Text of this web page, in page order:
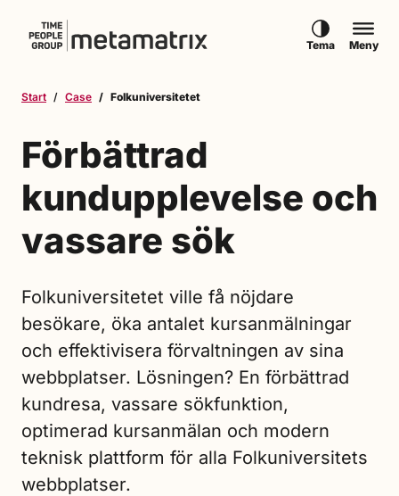
Hoppa till innehåll
Tema Meny
Start Case Folkuniversitetet
Förbättrad
kundupplevelse och
vassare sök
Folkuniversitetet ville få nöjdare
besökare, öka antalet kursanmälningar
och effektivisera förvaltningen av sina
webbplatser. Lösningen? En förbättrad
kundresa, vassare sökfunktion,
optimerad kursanmälan och modern
teknisk plattform för alla Folkuniversitets
webbplatser.